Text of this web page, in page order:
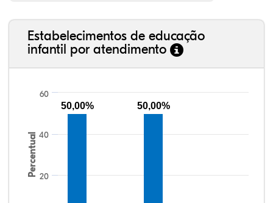
Estabelecimentos de educação
infantil por atendimento
Percentual 20
40
60
50,00%
50,00%